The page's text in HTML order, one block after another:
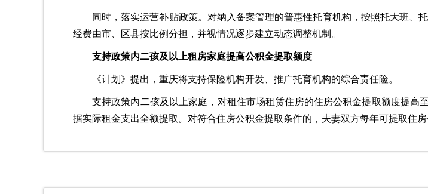
同时，落实运营补贴政策。对纳入备案管理的普惠性托育机构，按照托大班、
经费由市、区县按比例分担，并视情况逐步建立动态调整机制。
支持政策内二孩及以上租房家庭提高公积金提取额度
《计划》提出，重庆将支持保险机构开发、推广托育机构的综合责任险。
支持政策内二孩及以上家庭，对租住市场租赁住房的住房公积金提取额度提高
据实际租金支出全额提取。对符合住房公积金提取条件的，夫妻双方每年可提取住房